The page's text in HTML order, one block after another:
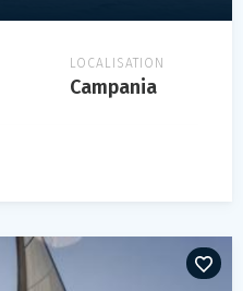
LOCALISATION
Campania